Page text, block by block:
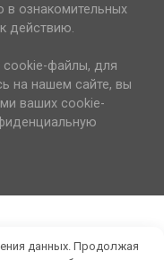
в ознакомительных
действию.
cookie-файлы, для
на нашем сайте, вы
ваших cookie-
данных. Продолжая